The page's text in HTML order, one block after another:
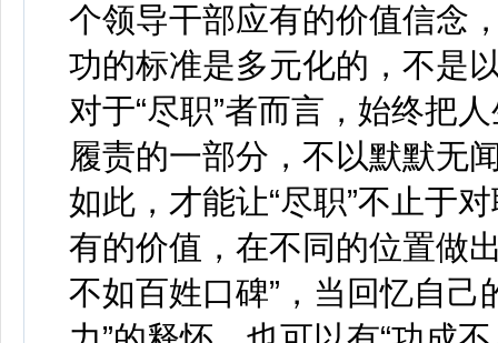
个领导干部应有的价值信念
功的标准是多元化的，不是
对于“尽职”者而言，始终把
履责的一部分，不以默默无
如此，才能让“尽职”不止于
有的价值，在不同的位置做
不如百姓口碑”，当回忆自己